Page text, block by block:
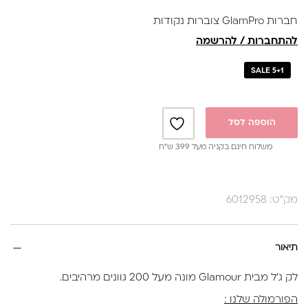
באישור משרד הבריאות
חברות GlamPro צוברות נקודות
להתחברות / להרשמה
SALE 5+1
הוספה לסל
משלוח חינם בקניה מעל 399 ש”ח
מק"ט: 6012958
תיאור
לק ג'ל מבית Glamour מונה מעל 200 גוונים מרהיבים.
הפורמולה שלנו :